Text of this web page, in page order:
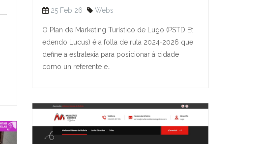
25 Feb 26 Webs
O Plan de Marketing Turístico de Lugo (PSTD Et
edendo Lucus) é a folla de ruta 2024‑2026 que
define a estratexia para posicionar á cidade
como un referente e..